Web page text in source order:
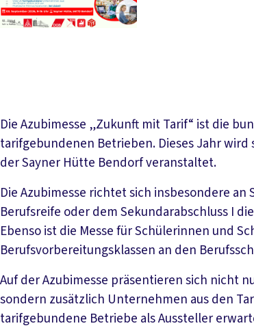
Die Azubimesse „Zukunft mit Tarif“ ist die
tarifgebundenen Betrieben. Dieses Jahr wird
der Sayner Hütte Bendorf veranstaltet.
Die Azubimesse richtet sich insbesondere
Berufsreife oder dem Sekundarabschluss I
Ebenso ist die Messe für Schülerinnen und
Berufsvorbereitungsklassen an den
Auf der Azubimesse präsentieren sich nicht
sondern zusätzlich Unternehmen aus den
tarifgebundene Betriebe als Aussteller